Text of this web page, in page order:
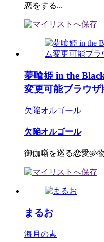
恋をする...
夢喰姫 in the
変更可能ブラウザ
欠陥オルゴール
欠陥オルゴール
御伽噺を巡る恋愛夢
まるお
海月の素